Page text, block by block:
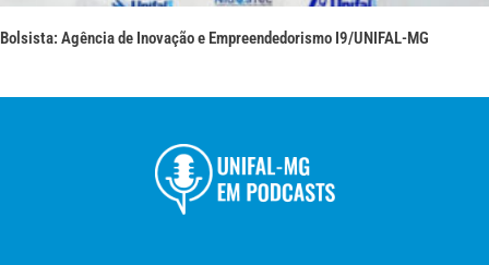
Bolsista: Agência de Inovação e Empreendedorismo I9/UNIFAL-MG